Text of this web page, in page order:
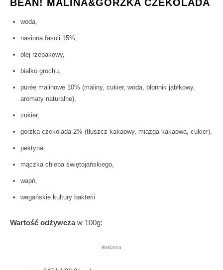
BEAN! MALINA&GORZKA CZEKOLADA
woda,
nasiona fasoli 15%,
olej rzepakowy,
białko grochu,
purée malinowe 10% (maliny, cukier, woda, błonnik jabłkowy,
aromaty naturalne),
cukier,
gorzka czekolada 2% (tłuszcz kakaowy, miazga kakaowa, cukier),
pektyna,
mączka chleba świętojańskiego,
wapń,
wegańskie kultury bakterii
Wartość odżywczaw 100g:
Reklama